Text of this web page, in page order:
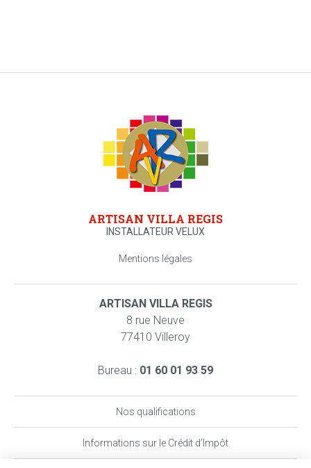
ARTISAN VILLA REGIS
INSTALLATEUR VELUX
Mentions légales
ARTISAN VILLA REGIS
8 rue Neuve
77410 Villeroy
Bureau : 01 60 01 93 59
Nos qualifications
Informations sur le Crédit d’Impôt